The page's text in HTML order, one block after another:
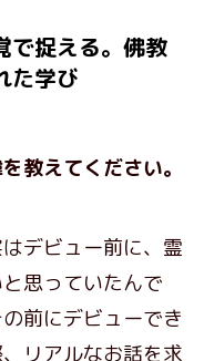
で捉える。佛教
た学び
教えてください。
デビュー前に、霊
思っていたんで
前にデビューでき
リアルなお話を求